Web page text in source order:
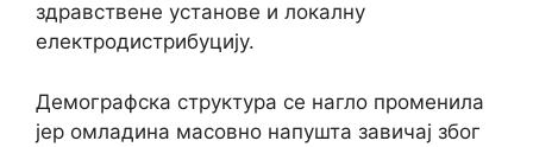
здравствене установе и локалну
електродистрибуцију.
Демографска структура се нагло променила
јер омладина масовно напушта завичај због